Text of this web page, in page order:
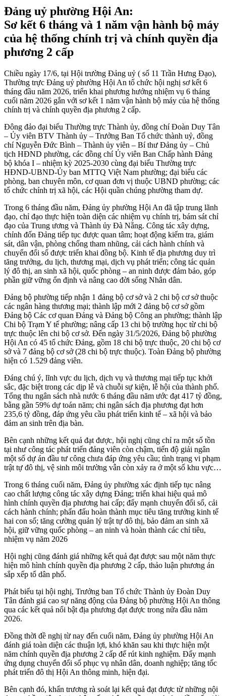
Đảng uỷ phường Hội An:
Sơ kết 6 tháng và 1 năm vận hành bộ máy
của hệ thống chính trị và chính quyền địa
phương 2 cấp
Chiều ngày 17/6, tại Hội trường Đảng uỷ ( số 11 Trần Hưng Đạo),
Thường trực Đảng uỷ phường Hội An tổ chức hội nghị sơ kết 6
tháng đầu năm 2026, triển khai phương hướng nhiệm vụ 6 tháng
cuối năm 2026 gắn với sơ kết 1 năm vận hành bộ máy của hệ thống
chính trị và chính quyền địa phương 2 cấp.
Đông đảo đại biểu Thường trực Thành ủy, đồng chí Đoàn Duy Tân
– Ủy viên BTV Thành ủy – Trưởng Ban Tổ chức thành uỷ, đồng
chí Nguyễn Đức Bình – Thành ủy viên – Bí thư Đảng ủy – Chủ
tịch HĐND phường, các đồng chí Ủy viên Ban Chấp hành Đảng
bộ khóa I – nhiệm kỳ 2025-2030 cùng đại biểu Thường trực
HĐND-UBND-Ủy ban MTTQ Việt Nam phường; đại biểu các
phòng, ban chuyên môn, cơ quan đơn vị thuộc UBND phường; các
tổ chức chính trị xã hội, các Hội quần chúng phường tham dự.
Trong 6 tháng đầu năm, Đảng ủy phường Hội An đã tập trung lãnh
đạo, chỉ đạo thực hiện toàn diện các nhiệm vụ chính trị, bám sát chỉ
đạo của Trung ương và Thành ủy Đà Nẵng. Công tác xây dựng,
chỉnh đốn Đảng tiếp tục được quan tâm; hoạt động kiểm tra, giám
sát, dân vận, phòng chống tham nhũng, cải cách hành chính và
chuyển đổi số được triển khai đồng bộ. Kinh tế địa phương duy trì
tăng trưởng, du lịch, thương mại, dịch vụ phát triển; công tác quản
lý đô thị, an sinh xã hội, quốc phòng – an ninh được đảm bảo, góp
phần giữ vững ổn định và nâng cao đời sống Nhân dân.
Đảng bộ phường tiếp nhận 1 đảng bộ cơ sở và 2 chi bộ cơ sở thuộc
các ngân hàng thương mại; thành lập mới 2 đảng bộ cơ sở gồm
Đảng bộ Các cơ quan Đảng và Đảng bộ Công an phường; thành lập
Chi bộ Trạm Y tế phường; nâng cấp 13 chi bộ trường học từ chi bộ
trực thuộc lên chi bộ cơ sở. Đến ngày 31/5/2026, Đảng bộ phường
Hội An có 45 tổ chức Đảng, gồm 18 chi bộ trực thuộc, 20 chi bộ cơ
sở và 7 đảng bộ cơ sở (28 chi bộ trực thuộc). Toàn Đảng bộ phường
hiện có 1.529 đảng viên.
Đáng chú ý, lĩnh vực du lịch, dịch vụ và thương mại tiếp tục khởi
sắc, đặc biệt trong các dịp lễ và chuỗi sự kiện, lễ hội của thành phố.
Tổng thu ngân sách nhà nước 6 tháng đầu năm ước đạt 417 tỷ đồng,
bằng gần 59% dự toán năm; chi ngân sách địa phương đạt hơn
235,6 tỷ đồng, đáp ứng yêu cầu phát triển kinh tế – xã hội và bảo
đảm an sinh trên địa bàn.
Bên cạnh những kết quả đạt được, hội nghị cũng chỉ ra một số tồn
tại như công tác phát triển đảng viên còn chậm, tiến độ giải ngân
một số dự án đầu tư công chưa đáp ứng yêu cầu; tình trạng vi phạm
trật tự đô thị, vệ sinh môi trường vẫn còn xảy ra ở một số khu vực…
Trong 6 tháng cuối năm, Đảng ủy phường xác định tiếp tục nâng
cao chất lượng công tác xây dựng Đảng; triển khai hiệu quả mô
hình chính quyền địa phương hai cấp; đẩy mạnh chuyển đổi số, cải
cách hành chính; phấn đấu hoàn thành mục tiêu tăng trưởng kinh tế
hai con số; tăng cường quản lý trật tự đô thị, bảo đảm an sinh xã
hội, giữ vững quốc phòng – an ninh và hoàn thành các chỉ tiêu,
nhiệm vụ năm 2026
Hội nghị cũng đánh giá những kết quả đạt được sau một năm thực
hiện mô hình chính quyền địa phương 2 cấp, thảo luận phương án
sắp xếp tổ dân phố.
Phát biểu tại hội nghị, Trưởng ban Tổ chức Thành ủy Đoàn Duy
Tân đánh giá cao sự năng động của Đảng bộ phường Hội An thông
qua các kết quả nổi bật địa phương đạt được trong nửa đầu năm
2026.
Đồng thời đề nghị từ nay đến cuối năm, Đảng ủy phường Hội An
đánh giá toàn diện các thuận lợi, khó khăn sau khi thực hiện một
năm chính quyền địa phương 2 cấp để rút kinh nghiệm. Đẩy mạnh
ứng dụng chuyển đổi số phục vụ nhân dân, doanh nghiệp; tăng tốc
phát triển đô thị Hội An thông minh, hiện đại.
Bên cạnh đó, khẩn trương rà soát lại kết quả đạt được từ những nội